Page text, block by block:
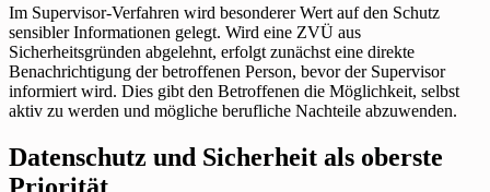
Im Supervisor-Verfahren wird besonderer Wert auf den Schutz
sensibler Informationen gelegt. Wird eine ZVÜ aus
Sicherheitsgründen abgelehnt, erfolgt zunächst eine direkte
Benachrichtigung der betroffenen Person, bevor der Supervisor
informiert wird. Dies gibt den Betroffenen die Möglichkeit, selbst
aktiv zu werden und mögliche berufliche Nachteile abzuwenden.
Datenschutz und Sicherheit als oberste